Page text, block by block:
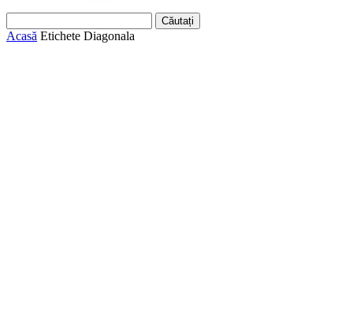
Acasă Etichete Diagonala